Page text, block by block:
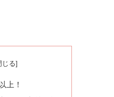
上！